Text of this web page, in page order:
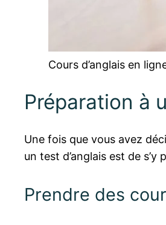
Cours d’anglais en
Préparation à
Une fois que vous avez
un test d’anglais est de
Prendre des